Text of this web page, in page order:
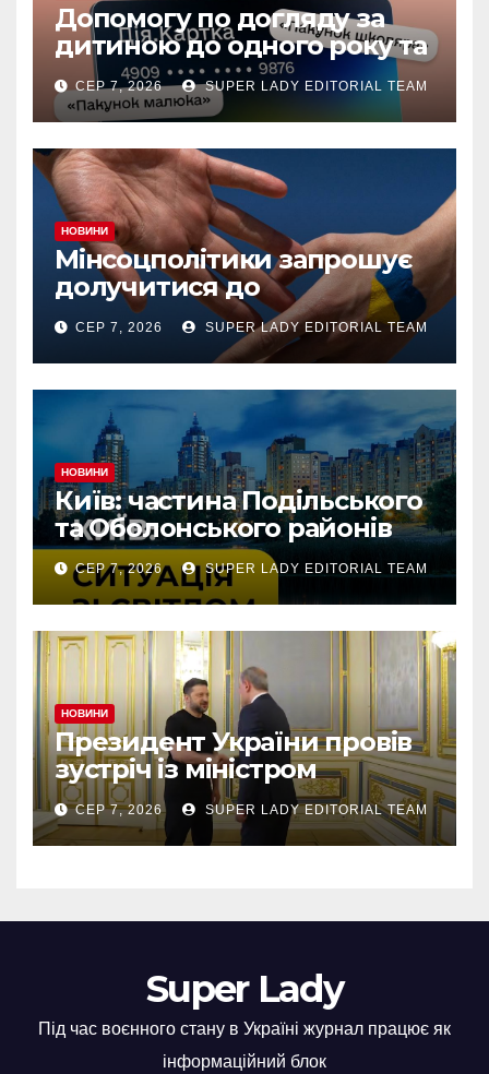
Допомогу по догляду за
дитиною до одного року та
«єЯсла» можна отримувати
на спеціальний рахунок
«Турбота про дитину» у
межах «Дія.Картки
СЕР 7, 2026 SUPER LADY EDITORIAL TEAM
НОВИНИ
Мінсоцполітики запрошує
долучитися до
консультацій
СЕР 7, 2026 SUPER LADY EDITORIAL TEAM
НОВИНИ
Київ: частина Подільського
та Оболонського районів
тимчасово без світла через
аварію
СЕР 7, 2026 SUPER LADY EDITORIAL TEAM
НОВИНИ
Президент України провів
зустріч із міністром
закордонних справ
Азербайджану Джейхуном
Байрамовим
СЕР 7, 2026 SUPER LADY EDITORIAL TEAM
Super Lady
Під час воєнного стану в Україні журнал працює як
інформаційний блок